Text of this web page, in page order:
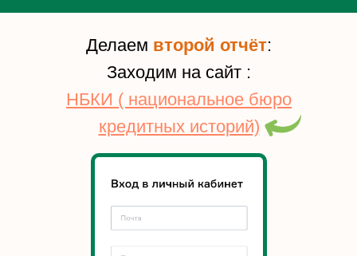
Делаем второй отчёт:
Заходим на сайт :
НБКИ ( национальное бюро
кредитных историй)